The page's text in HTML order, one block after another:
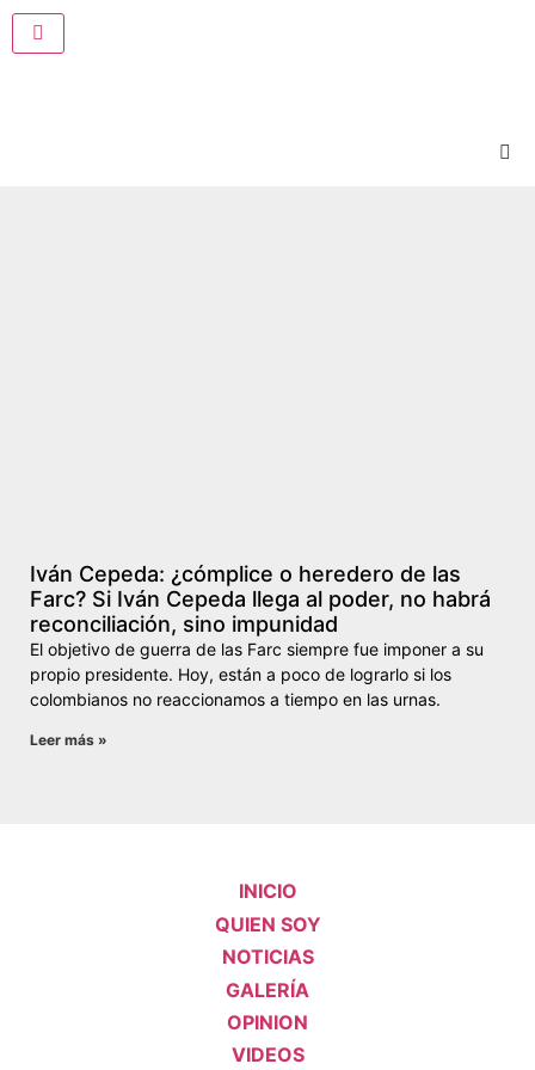
Iván Cepeda: ¿cómplice o heredero de las
Farc? Si Iván Cepeda llega al poder, no habrá
reconciliación, sino impunidad
El objetivo de guerra de las Farc siempre fue imponer a su
propio presidente. Hoy, están a poco de lograrlo si los
colombianos no reaccionamos a tiempo en las urnas.
Leer más »
INICIO
QUIEN SOY
NOTICIAS
GALERÍA
OPINION
VIDEOS